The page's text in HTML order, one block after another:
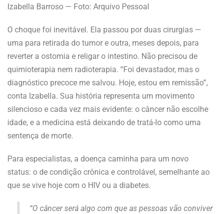
Izabella Barroso — Foto: Arquivo Pessoal
O choque foi inevitável. Ela passou por duas cirurgias —
uma para retirada do tumor e outra, meses depois, para
reverter a ostomia e religar o intestino. Não precisou de
quimioterapia nem radioterapia. “Foi devastador, mas o
diagnóstico precoce me salvou. Hoje, estou em remissão”,
conta Izabella. Sua história representa um movimento
silencioso e cada vez mais evidente: o câncer não escolhe
idade, e a medicina está deixando de tratá-lo como uma
sentença de morte.
Para especialistas, a doença caminha para um novo
status: o de condição crônica e controlável, semelhante ao
que se vive hoje com o HIV ou a diabetes.
“O câncer será algo com que as pessoas vão conviver